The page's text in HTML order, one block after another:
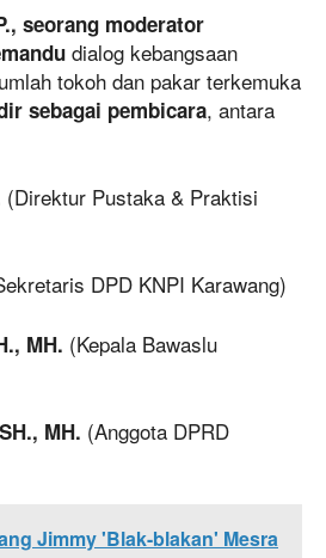
seorang moderator
dialog kebangsaan
tokoh dan pakar terkemuka
sebagai pembicara, antara
(Direktur Pustaka & Praktisi
DPD KNPI Karawang)
MH. (Kepala Bawaslu
MH. (Anggota DPRD
Jimmy 'Blak-blakan' Mesra